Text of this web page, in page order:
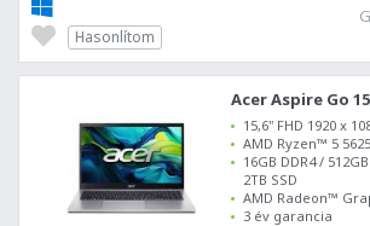
Hasonlítom
Acer Aspire Go 15
15,6" FHD 1920 x
AMD Ryzen™ 5
16GB DDR4 /
2TB SSD
AMD Radeon™
3 év garancia